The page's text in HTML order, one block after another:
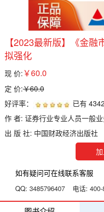
【2023最新版】《金
拟强化
现 价: ￥60.0
定 价:￥60.0
好评率：
已有 4342
作 者: 证券行业专业人员一般
出 版 社: 中国财政经济出版社
如有疑问可在线联系客服
QQ: 3485796407 电话: